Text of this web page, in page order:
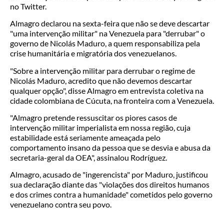
no Twitter.
Almagro declarou na sexta-feira que não se deve descartar
"uma intervenção militar" na Venezuela para "derrubar" o
governo de Nicolás Maduro, a quem responsabiliza pela
crise humanitária e migratória dos venezuelanos.
"Sobre a intervenção militar para derrubar o regime de
Nicolás Maduro, acredito que não devemos descartar
qualquer opção", disse Almagro em entrevista coletiva na
cidade colombiana de Cúcuta, na fronteira com a Venezuela.
"Almagro pretende ressuscitar os piores casos de
intervenção militar imperialista em nossa região, cuja
estabilidade está seriamente ameaçada pelo
comportamento insano da pessoa que se desvia e abusa da
secretaria-geral da OEA", assinalou Rodríguez.
Almagro, acusado de "ingerencista" por Maduro, justificou
sua declaração diante das "violações dos direitos humanos
e dos crimes contra a humanidade" cometidos pelo governo
venezuelano contra seu povo.